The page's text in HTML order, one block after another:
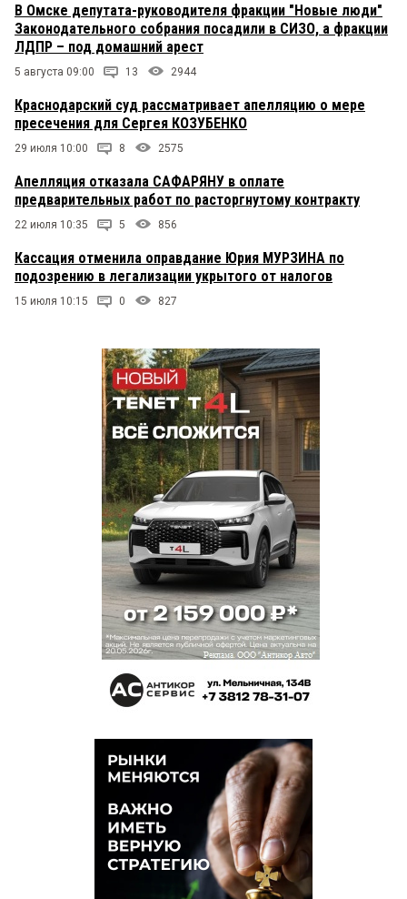
В Омске депутата-руководителя фракции "Новые люди"
Законодательного собрания посадили в СИЗО, а фракции
ЛДПР – под домашний арест
5 августа 09:00 13 2944
Краснодарский суд рассматривает апелляцию о мере
пресечения для Сергея КОЗУБЕНКО
29 июля 10:00 8 2575
Апелляция отказала САФАРЯНУ в оплате
предварительных работ по расторгнутому контракту
22 июля 10:35 5 856
Кассация отменила оправдание Юрия МУРЗИНА по
подозрению в легализации укрытого от налогов
15 июля 10:15 0 827